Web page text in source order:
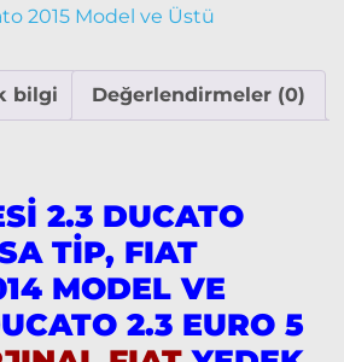
2015 Model ve Üstü
bilgi Değerlendirmeler (0)
2.3 DUCATO
TİP, FIAT
MODEL VE
2.3 EURO 5